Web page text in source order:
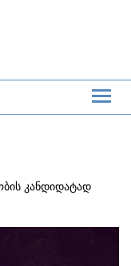
კანდიდატად